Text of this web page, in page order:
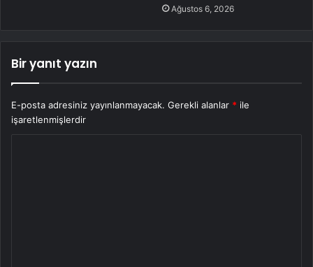
Ağustos 6, 2026
Bir yanıt yazın
E-posta adresiniz yayınlanmayacak. Gerekli alanlar * ile
işaretlenmişlerdir